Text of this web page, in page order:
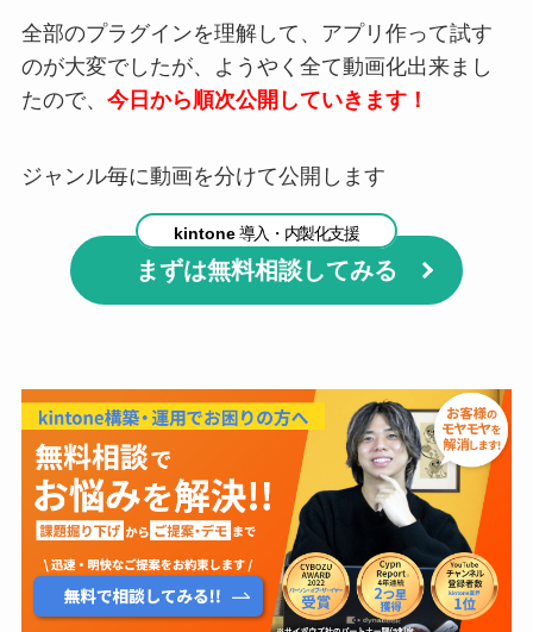
全部のプラグインを理解して、アプリ作って試す
のが大変でしたが、ようやく全て動画化出来まし
たので、 今日から順次公開していきます！
ジャンル毎に動画を分けて公開します
kintone導入・内製化支援
まずは無料相談してみる